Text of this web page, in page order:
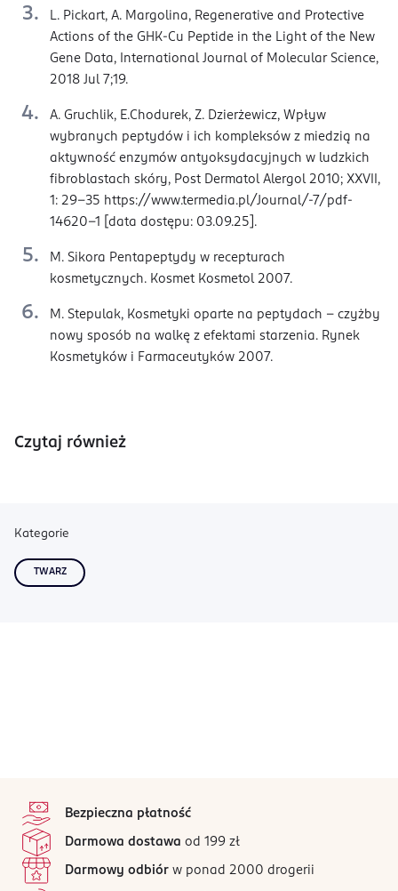
L. Pickart, A. Margolina, Regenerative and Protective
Actions of the GHK-Cu Peptide in the Light of the New
Gene Data, International Journal of Molecular Science,
2018 Jul 7;19.
A. Gruchlik, E.Chodurek, Z. Dzierżewicz, Wpływ
wybranych peptydów i ich kompleksów z miedzią na
aktywność enzymów antyoksydacyjnych w ludzkich
fibroblastach skóry, Post Dermatol Alergol 2010; XXVII,
1: 29–35 https://www.termedia.pl/Journal/-7/pdf-
14620-1 [data dostępu: 03.09.25].
M. Sikora Pentapeptydy w recepturach
kosmetycznych. Kosmet Kosmetol 2007.
M. Stepulak, Kosmetyki oparte na peptydach – czyżby
nowy sposób na walkę z efektami starzenia. Rynek
Kosmetyków i Farmaceutyków 2007.
Czytaj również
Kategorie
TWARZ
Bezpieczna płatność
Darmowa dostawa od 199 zł
Darmowy odbiór w ponad 2000 drogerii